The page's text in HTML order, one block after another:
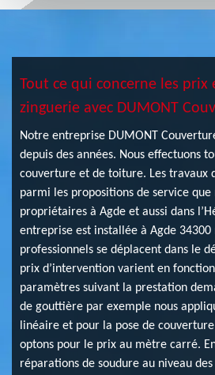
Tout ce qui concerne les prix
zinguerie avec DUMONT
Notre entreprise DUMONT
depuis des années. Nous effectuons
couverture et de toiture. Les travaux
parmi les propositions de service que
propriétaires à Agde et aussi dans
entreprise est installée à Agde 34300
professionnels se déplacent dans le
prix d’intervention varient en
paramètres suivant la prestation
de gouttière par exemple nous
linéaire et pour la pose de
optons pour le prix au mètre carré.
réparations de soudure au niveau